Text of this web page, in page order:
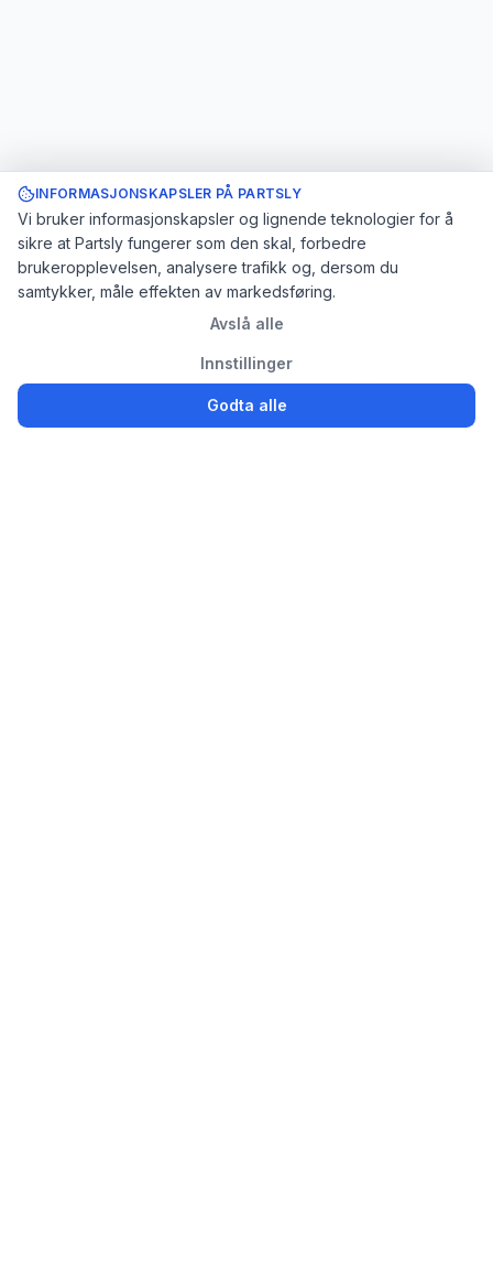
INFORMASJONSKAPSLER PÅ PARTSLY
Vi bruker informasjonskapsler og lignende teknologier for å
sikre at Partsly fungerer som den skal, forbedre
brukeropplevelsen, analysere trafikk og, dersom du
samtykker, måle effekten av markedsføring.
Avslå alle
Innstillinger
Godta alle